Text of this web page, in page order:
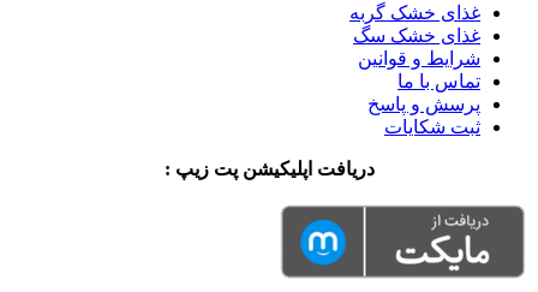
غذای خشک گربه
غذای خشک سگ
شرایط و قوانین
تماس با ما
پرسش و پاسخ
ثبت شکایات
دریافت اپلیکیشن پت زیپ :